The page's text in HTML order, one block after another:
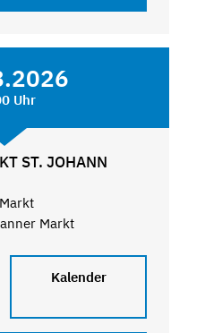
Uhr
ST. JOHANN
Markt
Markt
Kalender